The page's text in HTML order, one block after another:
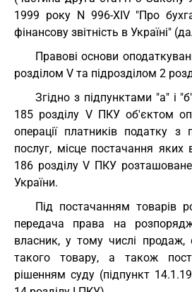
1999 року N 996-XIV "Про
фінансову звітність в Україні"
Правові основи
розділом V та підрозділом 2
Згідно з підпунктами "а" і
185 розділу V ПКУ об'єктом
операції платників податку з
послуг, місце постачання яких
186 розділу V ПКУ розташоване
України.
Під постачанням товарів
передача права на
власник, у тому числі продаж,
такого товару, а також
рішенням суду (підпункт